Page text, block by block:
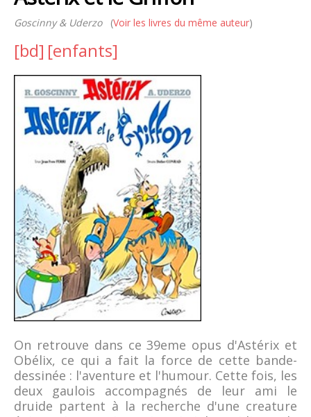
Quotidien
Goscinny & Uderzo(Voir les livres du même auteur)
[bd] [enfants]
On retrouve dans ce 39eme opus d'Astérix et
Obélix, ce qui a fait la force de cette bande-
dessinée : l'aventure et l'humour. Cette fois, les
deux gaulois accompagnés de leur ami le
druide partent à la recherche d'une creature